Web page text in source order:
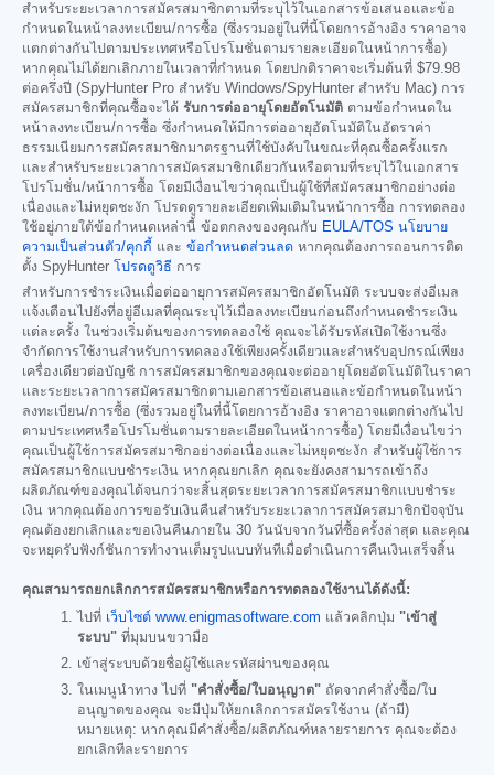
สำหรับระยะเวลาการสมัครสมาชิกตามที่ระบุไว้ในเอกสารข้อเสนอและข้อ
กำหนดในหน้าลงทะเบียน/การซื้อ (ซึ่งรวมอยู่ในที่นี้โดยการอ้างอิง ราคาอาจ
แตกต่างกันไปตามประเทศหรือโปรโมชั่นตามรายละเอียดในหน้าการซื้อ)
หากคุณไม่ได้ยกเลิกภายในเวลาที่กำหนด โดยปกติราคาจะเริ่มต้นที่ $79.98
ต่อครึ่งปี (SpyHunter Pro สำหรับ Windows/SpyHunter สำหรับ Mac) การ
สมัครสมาชิกที่คุณซื้อจะได้ รับการต่ออายุโดยอัตโนมัติ ตามข้อกำหนดใน
หน้าลงทะเบียน/การซื้อ ซึ่งกำหนดให้มีการต่ออายุอัตโนมัติในอัตราค่า
ธรรมเนียมการสมัครสมาชิกมาตรฐานที่ใช้บังคับในขณะที่คุณซื้อครั้งแรก
และสำหรับระยะเวลาการสมัครสมาชิกเดียวกันหรือตามที่ระบุไว้ในเอกสาร
โปรโมชั่น/หน้าการซื้อ โดยมีเงื่อนไขว่าคุณเป็นผู้ใช้ที่สมัครสมาชิกอย่างต่อ
เนื่องและไม่หยุดชะงัก โปรดดูรายละเอียดเพิ่มเติมในหน้าการซื้อ การทดลอง
ใช้อยู่ภายใต้ข้อกำหนดเหล่านี้ ข้อตกลงของคุณกับ EULA/TOS นโยบาย
ความเป็นส่วนตัว/คุกกี้ และ ข้อกำหนดส่วนลด หากคุณต้องการถอนการติด
ตั้ง SpyHunter โปรดดูวิธี การ
สำหรับการชำระเงินเมื่อต่ออายุการสมัครสมาชิกอัตโนมัติ ระบบจะส่งอีเมล
แจ้งเตือนไปยังที่อยู่อีเมลที่คุณระบุไว้เมื่อลงทะเบียนก่อนถึงกำหนดชำระเงิน
แต่ละครั้ง ในช่วงเริ่มต้นของการทดลองใช้ คุณจะได้รับรหัสเปิดใช้งานซึ่ง
จำกัดการใช้งานสำหรับการทดลองใช้เพียงครั้งเดียวและสำหรับอุปกรณ์เพียง
เครื่องเดียวต่อบัญชี การสมัครสมาชิกของคุณจะต่ออายุโดยอัตโนมัติในราคา
และระยะเวลาการสมัครสมาชิกตามเอกสารข้อเสนอและข้อกำหนดในหน้า
ลงทะเบียน/การซื้อ (ซึ่งรวมอยู่ในที่นี้โดยการอ้างอิง ราคาอาจแตกต่างกันไป
ตามประเทศหรือโปรโมชั่นตามรายละเอียดในหน้าการซื้อ) โดยมีเงื่อนไขว่า
คุณเป็นผู้ใช้การสมัครสมาชิกอย่างต่อเนื่องและไม่หยุดชะงัก สำหรับผู้ใช้การ
สมัครสมาชิกแบบชำระเงิน หากคุณยกเลิก คุณจะยังคงสามารถเข้าถึง
ผลิตภัณฑ์ของคุณได้จนกว่าจะสิ้นสุดระยะเวลาการสมัครสมาชิกแบบชำระ
เงิน หากคุณต้องการขอรับเงินคืนสำหรับระยะเวลาการสมัครสมาชิกปัจจุบัน
คุณต้องยกเลิกและขอเงินคืนภายใน 30 วันนับจากวันที่ซื้อครั้งล่าสุด และคุณ
จะหยุดรับฟังก์ชันการทำงานเต็มรูปแบบทันทีเมื่อดำเนินการคืนเงินเสร็จสิ้น
คุณสามารถยกเลิกการสมัครสมาชิกหรือการทดลองใช้งานได้ดังนี้:
ไปที่ เว็บไซต์ www.enigmasoftware.com แล้วคลิกปุ่ม "เข้าสู่
ระบบ" ที่มุมบนขวามือ
เข้าสู่ระบบด้วยชื่อผู้ใช้และรหัสผ่านของคุณ
ในเมนูนำทาง ไปที่ "คำสั่งซื้อ/ใบอนุญาต" ถัดจากคำสั่งซื้อ/ใบ
อนุญาตของคุณ จะมีปุ่มให้ยกเลิกการสมัครใช้งาน (ถ้ามี)
หมายเหตุ: หากคุณมีคำสั่งซื้อ/ผลิตภัณฑ์หลายรายการ คุณจะต้อง
ยกเลิกทีละรายการ